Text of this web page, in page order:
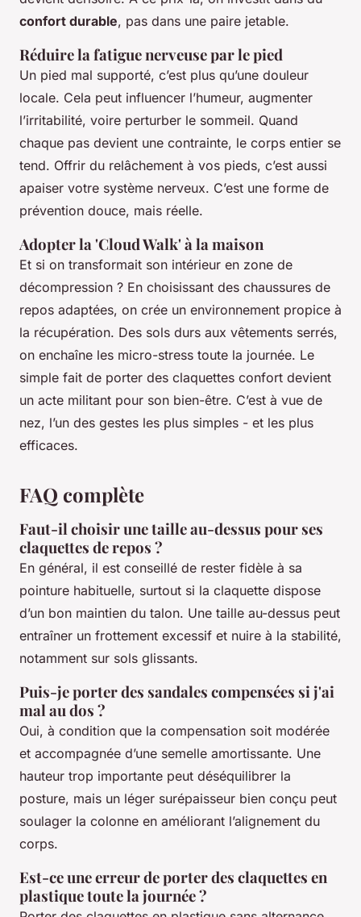
confort durable, pas dans une paire jetable.
Réduire la fatigue nerveuse par le pied
Un pied mal supporté, c’est plus qu’une douleur
locale. Cela peut influencer l’humeur, augmenter
l’irritabilité, voire perturber le sommeil. Quand
chaque pas devient une contrainte, le corps entier se
tend. Offrir du relâchement à vos pieds, c’est aussi
apaiser votre système nerveux. C’est une forme de
prévention douce, mais réelle.
Adopter la 'Cloud Walk' à la maison
Et si on transformait son intérieur en zone de
décompression ? En choisissant des chaussures de
repos adaptées, on crée un environnement propice à
la récupération. Des sols durs aux vêtements serrés,
on enchaîne les micro-stress toute la journée. Le
simple fait de porter des claquettes confort devient
un acte militant pour son bien-être. C’est à vue de
nez, l’un des gestes les plus simples - et les plus
efficaces.
FAQ complète
Faut-il choisir une taille au-dessus pour ses
claquettes de repos ?
En général, il est conseillé de rester fidèle à sa
pointure habituelle, surtout si la claquette dispose
d’un bon maintien du talon. Une taille au-dessus peut
entraîner un frottement excessif et nuire à la stabilité,
notamment sur sols glissants.
Puis-je porter des sandales compensées si j'ai
mal au dos ?
Oui, à condition que la compensation soit modérée
et accompagnée d’une semelle amortissante. Une
hauteur trop importante peut déséquilibrer la
posture, mais un léger surépaisseur bien conçu peut
soulager la colonne en améliorant l’alignement du
corps.
Est-ce une erreur de porter des claquettes en
plastique toute la journée ?